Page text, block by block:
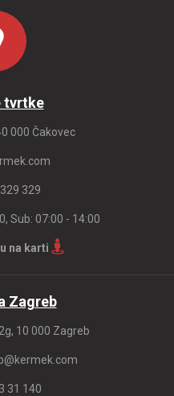
tvrtke
000 Čakovec
329
Sub: 07:00 - 14:00
na karti
Zagreb
10 000 Zagreb
31 140